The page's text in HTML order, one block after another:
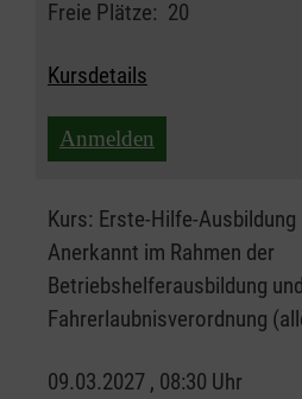
Freie Plätze: 20
Kursdetails
Anmelden
Kurs: Erste-Hilfe-Ausbildung
Anerkannt im Rahmen der
Betriebshelferausbildung und
Fahrerlaubnisverordnung
09.03.2027 , 08:30 Uhr